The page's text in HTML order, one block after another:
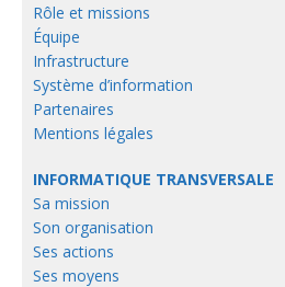
Rôle et missions
Équipe
Infrastructure
Système d’information
Partenaires
Mentions légales
INFORMATIQUE TRANSVERSALE
Sa mission
Son organisation
Ses actions
Ses moyens